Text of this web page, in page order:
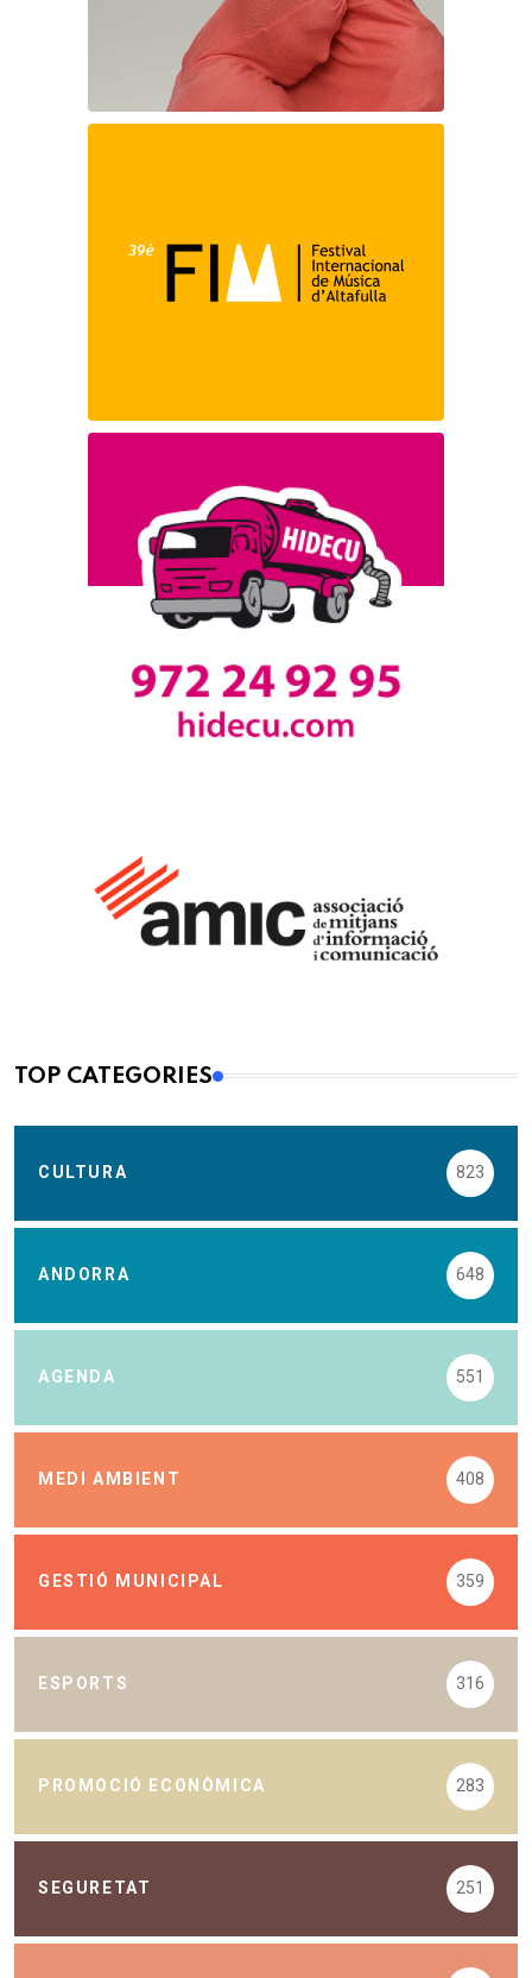
TOP CATEGORIES
CULTURA 823
ANDORRA 648
AGENDA 551
MEDI AMBIENT 408
GESTIÓ MUNICIPAL 359
ESPORTS 316
PROMOCIÓ ECONÒMICA 283
SEGURETAT 251